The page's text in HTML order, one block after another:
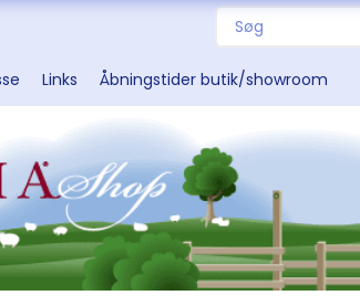
Links Åbningstider butik/showroom